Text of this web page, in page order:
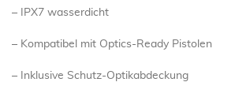
– IPX7 wasserdicht
– Kompatibel mit Optics-Ready Pistolen
– Inklusive Schutz-Optikabdeckung